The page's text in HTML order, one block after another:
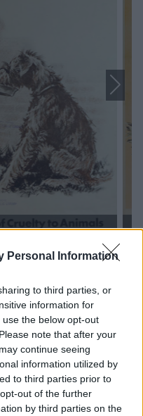
Personal Information
to third parties, or
information for
the below opt-out
note that after your
continue seeing
information utilized by
to third parties prior to
out of the further
by third parties on the
- Morgan
ΤΩΡΑ
σου με υγρά